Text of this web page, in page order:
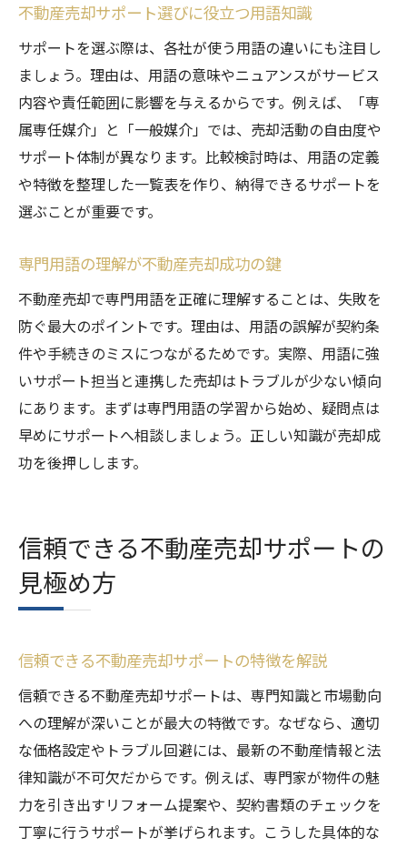
不動産売却サポート選びに役立つ用語知識
サポートを選ぶ際は、各社が使う用語の違いにも注目し
ましょう。理由は、用語の意味やニュアンスがサービス
内容や責任範囲に影響を与えるからです。例えば、「専
属専任媒介」と「一般媒介」では、売却活動の自由度や
サポート体制が異なります。比較検討時は、用語の定義
や特徴を整理した一覧表を作り、納得できるサポートを
選ぶことが重要です。
専門用語の理解が不動産売却成功の鍵
不動産売却で専門用語を正確に理解することは、失敗を
防ぐ最大のポイントです。理由は、用語の誤解が契約条
件や手続きのミスにつながるためです。実際、用語に強
いサポート担当と連携した売却はトラブルが少ない傾向
にあります。まずは専門用語の学習から始め、疑問点は
早めにサポートへ相談しましょう。正しい知識が売却成
功を後押しします。
信頼できる不動産売却サポートの
見極め方
信頼できる不動産売却サポートの特徴を解説
信頼できる不動産売却サポートは、専門知識と市場動向
への理解が深いことが最大の特徴です。なぜなら、適切
な価格設定やトラブル回避には、最新の不動産情報と法
律知識が不可欠だからです。例えば、専門家が物件の魅
力を引き出すリフォーム提案や、契約書類のチェックを
丁寧に行うサポートが挙げられます。こうした具体的な